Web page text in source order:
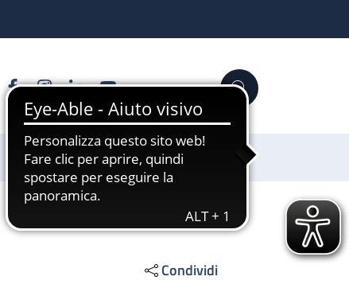
FacebookInstagram
LinkedinYouTube Cerca
Sostienici
Condividi